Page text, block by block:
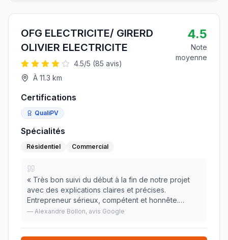
OFG ELECTRICITE/ GIRERD
OLIVIER ELECTRICITE
4.5/5 (85 avis)
À 11.3 km
4.5
Note
moyenne
Certifications
QualiPV
Spécialités
Résidentiel Commercial
« Très bon suivi du début à la fin de notre projet
avec des explications claires et précises.
Entrepreneur sérieux, compétent et honnête.
Travail de qualité. Je recommande sans hésiter
— Alexandre Bollon, avis Google